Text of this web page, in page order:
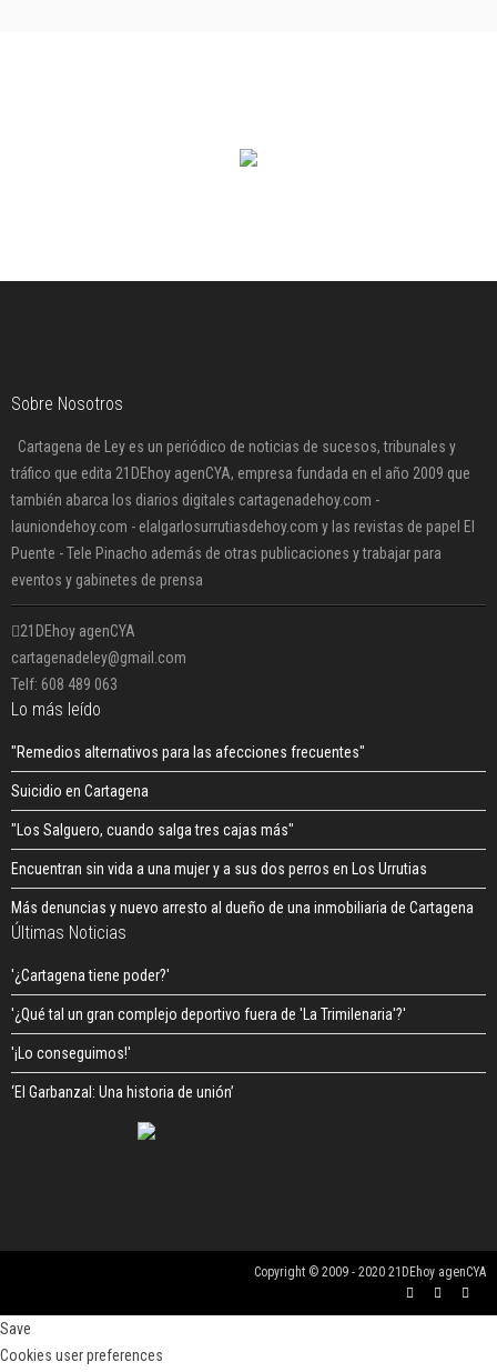
Sobre Nosotros
Cartagena de Ley es un periódico de noticias de sucesos, tribunales y
tráfico que edita 21DEhoy agenCYA, empresa fundada en el año 2009 que
también abarca los diarios digitales cartagenadehoy.com -
launiondehoy.com - elalgarlosurrutiasdehoy.com y las revistas de papel El
Puente - Tele Pinacho además de otras publicaciones y trabajar para
eventos y gabinetes de prensa
21DEhoy agenCYA
cartagenadeley@gmail.com
Telf: 608 489 063
Lo más leído
"Remedios alternativos para las afecciones frecuentes"
Suicidio en Cartagena
"Los Salguero, cuando salga tres cajas más"
Encuentran sin vida a una mujer y a sus dos perros en Los Urrutias
Más denuncias y nuevo arresto al dueño de una inmobiliaria de Cartagena
Últimas Noticias
'¿Cartagena tiene poder?'
'¿Qué tal un gran complejo deportivo fuera de 'La Trimilenaria'?'
'¡Lo conseguimos!'
‘El Garbanzal: Una historia de unión’
Copyright © 2009 - 2020 21DEhoy agenCYA
Save
Cookies user preferences